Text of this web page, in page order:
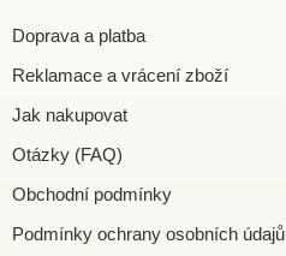
Doprava a platba
Reklamace a vrácení zboží
Jak nakupovat
Otázky (FAQ)
Obchodní podmínky
Podmínky ochrany osobních údajů